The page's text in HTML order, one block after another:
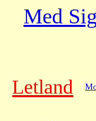
Med
Letland